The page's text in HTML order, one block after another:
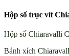
Hộp số trục vít
Hộp số Chiaravalli
Bánh xích